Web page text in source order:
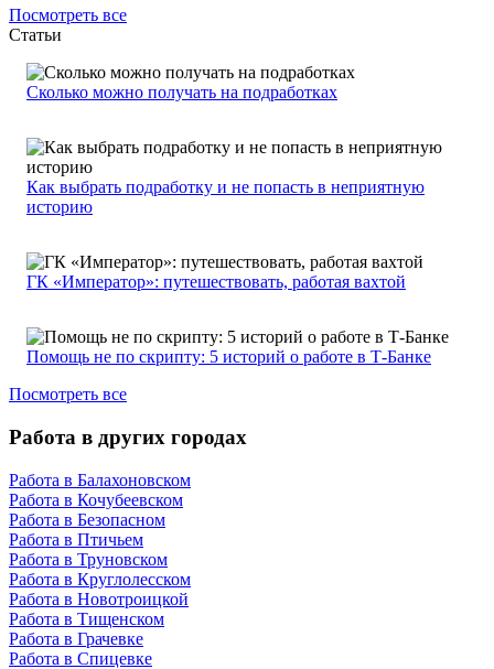
Посмотреть все
Статьи
Сколько можно получать на подработках
Как выбрать подработку и не попасть в неприятную
историю
ГК «Император»: путешествовать, работая вахтой
Помощь не по скрипту: 5 историй о работе в Т-Банке
Посмотреть все
Работа в других городах
Работа в Балахоновском
Работа в Кочубеевском
Работа в Безопасном
Работа в Птичьем
Работа в Труновском
Работа в Круглолесском
Работа в Новотроицкой
Работа в Тищенском
Работа в Грачевке
Работа в Спицевке